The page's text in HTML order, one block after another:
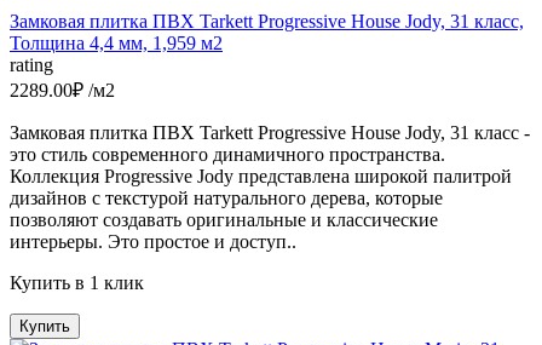
Замковая плитка ПВХ Tarkett Progressive House Jody, 31 класс,
Толщина 4,4 мм, 1,959 м2
rating
2289.00₽ /м2
Замковая плитка ПВХ Tarkett Progressive House Jody, 31 класс -
это стиль современного динамичного пространства.
Коллекция Progressive Jody представлена широкой палитрой
дизайнов c текстурой натурального дерева, которые
позволяют создавать оригинальные и классические
интерьеры. Это простое и доступ..
Купить в 1 клик
Купить